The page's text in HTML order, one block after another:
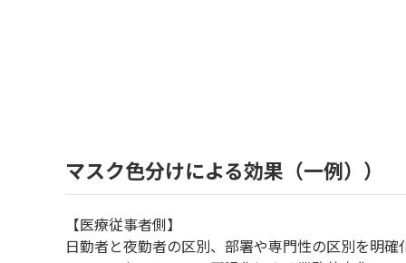
マスク色分けによる効果（一例））
【医療従事者側】
日勤者と夜勤者の区別、部署や専門性の区別を明確